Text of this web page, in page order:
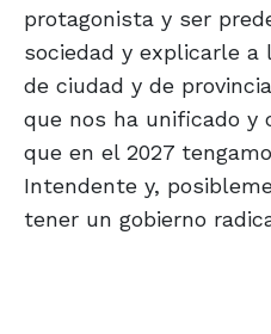
protagonista y ser
sociedad y explicarle a
de ciudad y de
que nos ha unificado y
que en el 2027
Intendente y,
tener un gobierno